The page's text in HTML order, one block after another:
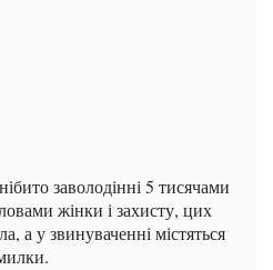
заволодінні 5 тисячами
жінки і захисту, цих
а у звинуваченні містяться